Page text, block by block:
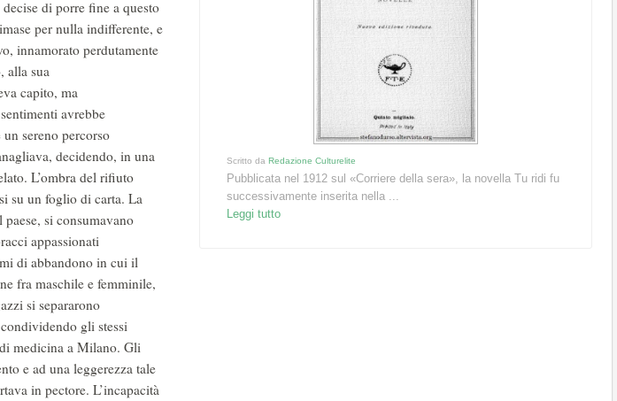
Scritto daRedazione Culturelite
Pubblicata nel 1912 sul «Corriere della sera», la novella Tu ridi fu
successivamente inserita nella ...
Leggi tutto